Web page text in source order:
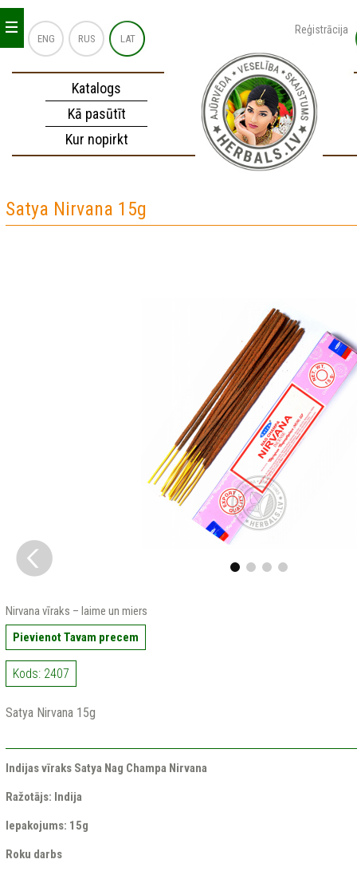
ENG RUS LAT
Reģistrācija
Katalogs
Kā pasūtīt
Kur nopirkt
_
_
_
Satya Nirvana 15g
Nirvana vīraks – laime un miers
Pievienot Tavam precem
Kods: 2407
Satya Nirvana 15g
Indijas vīraks Satya Nag Champa Nirvana
Ražotājs: Indija
Iepakojums: 15g
Roku darbs